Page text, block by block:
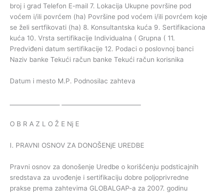
broj i grad Telefon E-mail 7. Lokacija Ukupne površine pod
voćem i/ili povrćem (ha) Površine pod voćem i/ili povrćem koje
se želi sertfikovati (ha) 8. Konsultantska kuća 9. Sertifikaciona
kuća 10. Vrsta sertifikacije Individualna ( Grupna ( 11.
Predviđeni datum sertifikacije 12. Podaci o poslovnoj banci
Naziv banke Tekući račun banke Tekući račun korisnika
Datum i mesto M.P. Podnosilac zahteva
O B R A Z L O Ž E Nj E
I. PRAVNI OSNOV ZA DONOŠENjE UREDBE
Pravni osnov za donošenje Uredbe o korišćenju podsticajnih
sredstava za uvođenje i sertifikaciju dobre poljoprivredne
prakse prema zahtevima GLOBALGAP-a za 2007. godinu